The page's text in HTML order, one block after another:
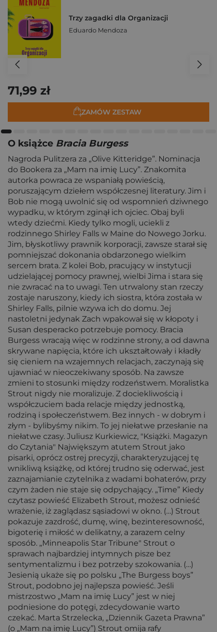
Trzy zagadki dla Organizacji
Eduardo Mendoza
71,99 zł
ZAMÓW ZESTAW
O książce Bracia Burgess
Nagroda Pulitzera za „Olive Kitteridge”. Nominacja
do Bookera za „Mam na imię Lucy”. Znakomita
autorka powraca ze wspaniałą powieścią,
poruszającym dziełem współczesnej literatury. Jim i
Bob nie mogą uwolnić się od wspomnień dziwnego
wypadku, w którym zginął ich ojciec. Obaj byli
wtedy dziećmi. Kiedy tylko mogli, uciekli z
rodzinnego Shirley Falls w Maine do Nowego Jorku.
Jim, błyskotliwy prawnik korporacji, zawsze starał się
pomniejszać dokonania obdarzonego wielkim
sercem brata. Z kolei Bob, pracujący w instytucji
udzielającej pomocy prawnej, wielbi Jima i stara się
nie zwracać na to uwagi. Ten utrwalony stan rzeczy
zostaje naruszony, kiedy ich siostra, która została w
Shirley Falls, pilnie wzywa ich do domu. Jej
nastoletni jedynak Zach wpakował się w kłopoty i
Susan desperacko potrzebuje pomocy. Bracia
Burgess wracają więc w rodzinne strony, a od dawna
skrywane napięcia, które ich ukształtowały i kładły
się cieniem na wzajemnych relacjach, zaczynają się
ujawniać w nieoczekiwany sposób. Na zawsze
zmieni to stosunki między rodzeństwem. Moralistka
Strout nigdy nie moralizuje. Z dociekliwością i
współczuciem bada relacje między jednostką,
rodziną i społeczeństwem. Bez innych - w dobrym i
złym - bylibyśmy nikim. To jej niełatwe przesłanie na
niełatwe czasy. Juliusz Kurkiewicz, "Książki. Magazyn
do Czytania" Największym atutem Strout jako
pisarki, oprócz ostrej precyzji, charakteryzującej tę
wnikliwą książkę, od której trudno się oderwać, jest
zaznajamianie czytelnika z wadami bohaterów, przy
czym żaden nie staje się odpychający. „Time” Kiedy
czytasz powieść Elizabeth Strout, możesz odnieść
wrażenie, iż zaglądasz sąsiadowi w okno. (…) Strout
pokazuje zazdrość, dumę, winę, bezinteresowność,
bigoterię i miłość w delikatny, a zarazem celny
sposób. „Minneapolis Star Tribune" Strout o
sprawach najbardziej intymnych pisze bez
sentymentalizmu i bez potrzeby szokowania. (…)
Jesienią ukaże się po polsku „The Burgess boys”
Strout, podobno jej najlepsza powieść. Jeśli
mistrzostwo „Mam na imię Lucy” jest w niej
podniesione do potęgi, zdecydowanie warto
czekać. Marta Strzelecka, „Dziennik Gazeta Prawna”
(o „Mam na imię Lucy”) Strout omija rafy